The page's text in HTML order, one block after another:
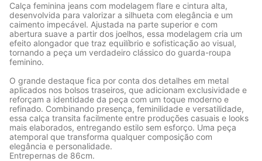
Calça feminina jeans com modelagem flare e cintura alta,
desenvolvida para valorizar a silhueta com elegância e um
caimento impecável. Ajustada na parte superior e com
abertura suave a partir dos joelhos, essa modelagem cria um
efeito alongador que traz equilíbrio e sofisticação ao visual,
tornando a peça um verdadeiro clássico do guarda-roupa
feminino.
O grande destaque fica por conta dos detalhes em metal
aplicados nos bolsos traseiros, que adicionam exclusividade e
reforçam a identidade da peça com um toque moderno e
refinado. Combinando presença, feminilidade e versatilidade,
essa calça transita facilmente entre produções casuais e looks
mais elaborados, entregando estilo sem esforço. Uma peça
atemporal que transforma qualquer composição com
elegância e personalidade.
Entrepernas de 86cm.